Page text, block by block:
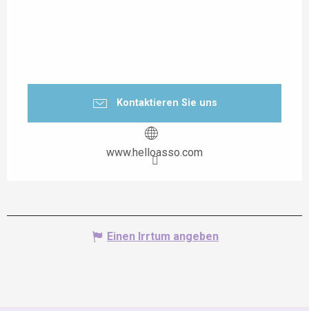
Kontaktieren Sie uns
www.helloasso.com
Einen Irrtum angeben